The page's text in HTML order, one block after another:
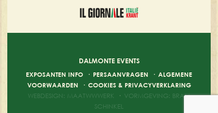
DALMONTE EVENTS
EXPOSANTEN INFO · PERSAANVRAGEN · ALGEMENE
VOORWAARDEN · COOKIES & PRIVACYVERKLARING
WEBDESIGN: MAATWWWERK
· VORMGEVING: BRAM
SCHINKEL